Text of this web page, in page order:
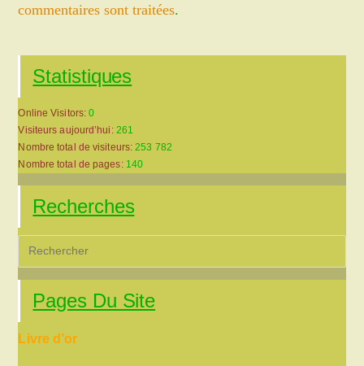
commentaires sont traitées.
Statistiques
Online Visitors:0
Visiteurs aujourd’hui: 261
Nombre total de visiteurs:253 782
Nombre total de pages: 140
Recherches
Pages Du Site
Livre d’or